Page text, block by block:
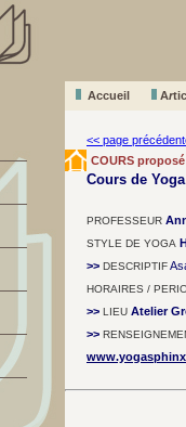
Accueil Ar
<< page
COURS proposé
Cours de Yoga
PROFESSEUR
STYLE DE YOGA
>> DESCRIPTIF
HORAIRES /
>> LIEU Atelier
>>